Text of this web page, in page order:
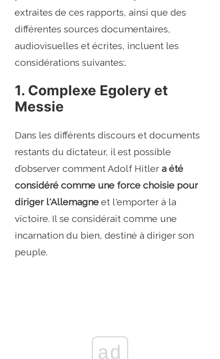
extraites de ces rapports, ainsi que des
différentes sources documentaires,
audiovisuelles et écrites, incluent les
considérations suivantes:.
1. Complexe Egolery et
Messie
Dans les différents discours et documents
restants du dictateur, il est possible
d’observer comment Adolf Hitler a été
considéré comme une force choisie pour
diriger l'Allemagne et l'emporter à la
victoire. Il se considérait comme une
incarnation du bien, destiné à diriger son
peuple.
ad